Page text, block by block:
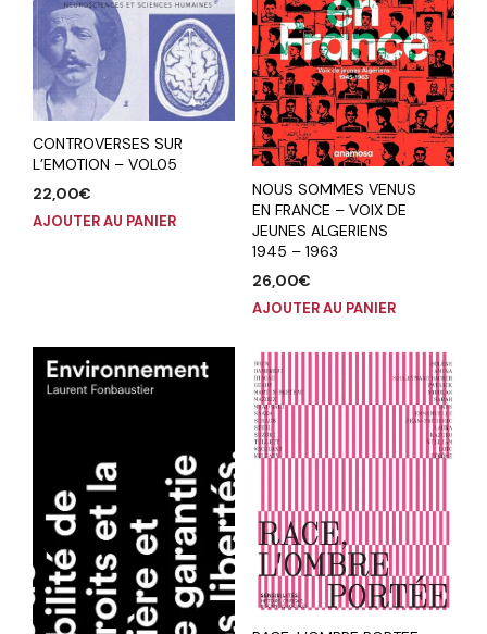
CONTROVERSES SUR
L’EMOTION – VOL05
22,00€
AJOUTER AU PANIER
NOUS SOMMES VENUS
EN FRANCE – VOIX DE
JEUNES ALGERIENS
1945 – 1963
26,00€
AJOUTER AU PANIER